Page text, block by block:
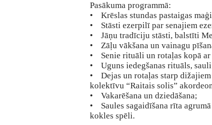
Pasākuma programmā:
• Krēslas stundas pastaigas
• Stāsti ezerpilī par senajiem
• Jāņu tradīciju stāsti, balstīti
• Zāļu vākšana un vainagu
• Senie rituāli un rotaļas kopā
• Uguns iedegšanas rituāls,
• Dejas un rotaļas starp
kolektīvu “Raitais solis”
• Vakarēšana un dziedāšana;
• Saules sagaidīšana rīta
kokles spēli.